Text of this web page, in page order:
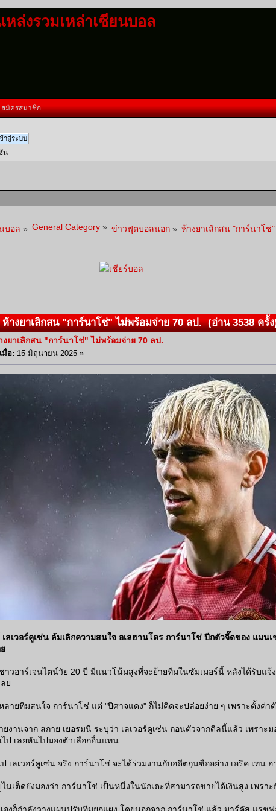
ล่งรวมเหล่าเซียนบอล
สมัครสมาชิก
น
บอล » General Category » ข่าวฟุตบอลนอก » ห้างยาเลิกสน "การ์นาโช่
างยาเลิกสน "การ์นาโช่" ไม่พร้อมจ่าย 70 ลป. (อ่าน 3538 ครั้ง
งยาเลิกสน "การ์นาโช่" ไม่พร้อมจ่าย 70 ลป.
เมื่อ: 15 มิถุนายน 2025 »
เลเวอร์คูเซ่น ล้มเลิกความสนใจ อเลฮานโดร การ์นาโช่ ปีกตัวจี๊ดของ แมนเ
าวอาร์เจนไตน์วัย 20 ปี มีแนวโน้มสูงที่จะย้ายทีมในซัมเมอร์นี้ หลังได้รับแจ้
ย
ลายทีมสนใจ การ์นาโช่ แต่ "ปีศาจแดง" ก็ไม่คิดจะปล่อยง่าย ๆ เพราะตั้งค่า
ยงานจาก สกาย เยอรมนี ระบุว่า เลเวอร์คูเซ่น ถอนตัวจากดีลนี้แล้ว เพราะ
ไป เลยหันไปมองตัวเลือกอื่นแทน
ป เลเวอร์คูเซ่น จริง การ์นาโช่ จะได้ร่วมงานกับอดีตกุนซืออย่าง เอริค เทน
นเต็ดยังมองว่า การ์นาโช่ เป็นหนึ่งในนักเตะที่สามารถขายได้เงินสูง เพร